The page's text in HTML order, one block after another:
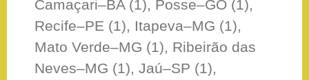
Camaçari–BA (1), Posse–GO (1),
Recife–PE (1), Itapeva–MG (1),
Mato Verde–MG (1), Ribeirão das
Neves–MG (1), Jaú–SP (1),